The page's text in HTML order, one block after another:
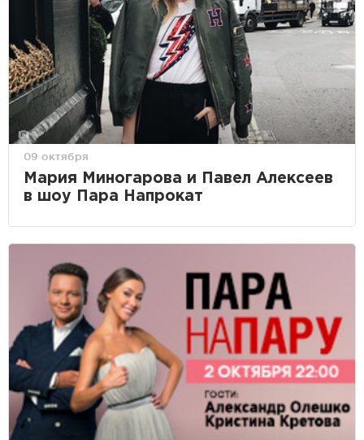
09 октября
Мария Миногарова и Павел Алексеев
в шоу Пара Напрокат